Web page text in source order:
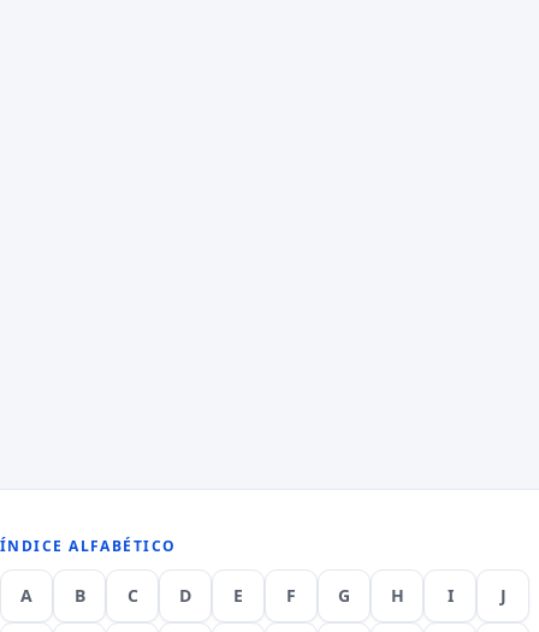
ÍNDICE ALFABÉTICO
A B C D E F G H I J